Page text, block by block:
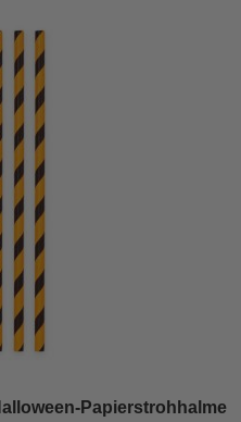
Papierstrohhalme